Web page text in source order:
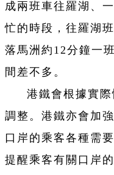
成兩班車往羅湖、
忙的時段，往羅湖
落馬洲約12分鐘一
間差不多。
港鐵會根據實
調整。港鐵亦會加
口岸的乘客各種需
提醒乘客有關口岸